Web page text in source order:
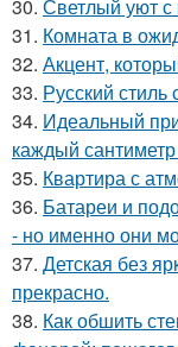
30. Светлый уют
31. Комната в
32. Акцент,
33. Русский
34. Идеальный
каждый
35. Квартира с
36. Батареи и
- но именно они
37. Детская без
прекрасно.
38. Как обшить